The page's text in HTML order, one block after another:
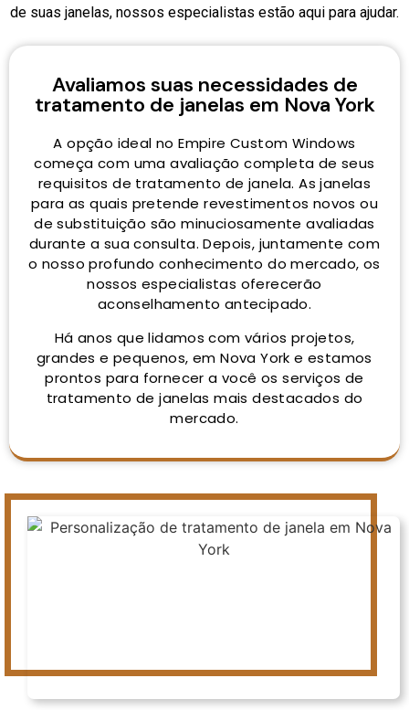
de suas janelas, nossos especialistas estão aqui para ajudar.
Avaliamos suas necessidades de
tratamento de janelas em Nova York
A opção ideal no Empire Custom Windows
começa com uma avaliação completa de seus
requisitos de tratamento de janela. As janelas
para as quais pretende revestimentos novos ou
de substituição são minuciosamente avaliadas
durante a sua consulta. Depois, juntamente com
o nosso profundo conhecimento do mercado, os
nossos especialistas oferecerão
aconselhamento antecipado.
Há anos que lidamos com vários projetos,
grandes e pequenos, em Nova York e estamos
prontos para fornecer a você os serviços de
tratamento de janelas mais destacados do
mercado.